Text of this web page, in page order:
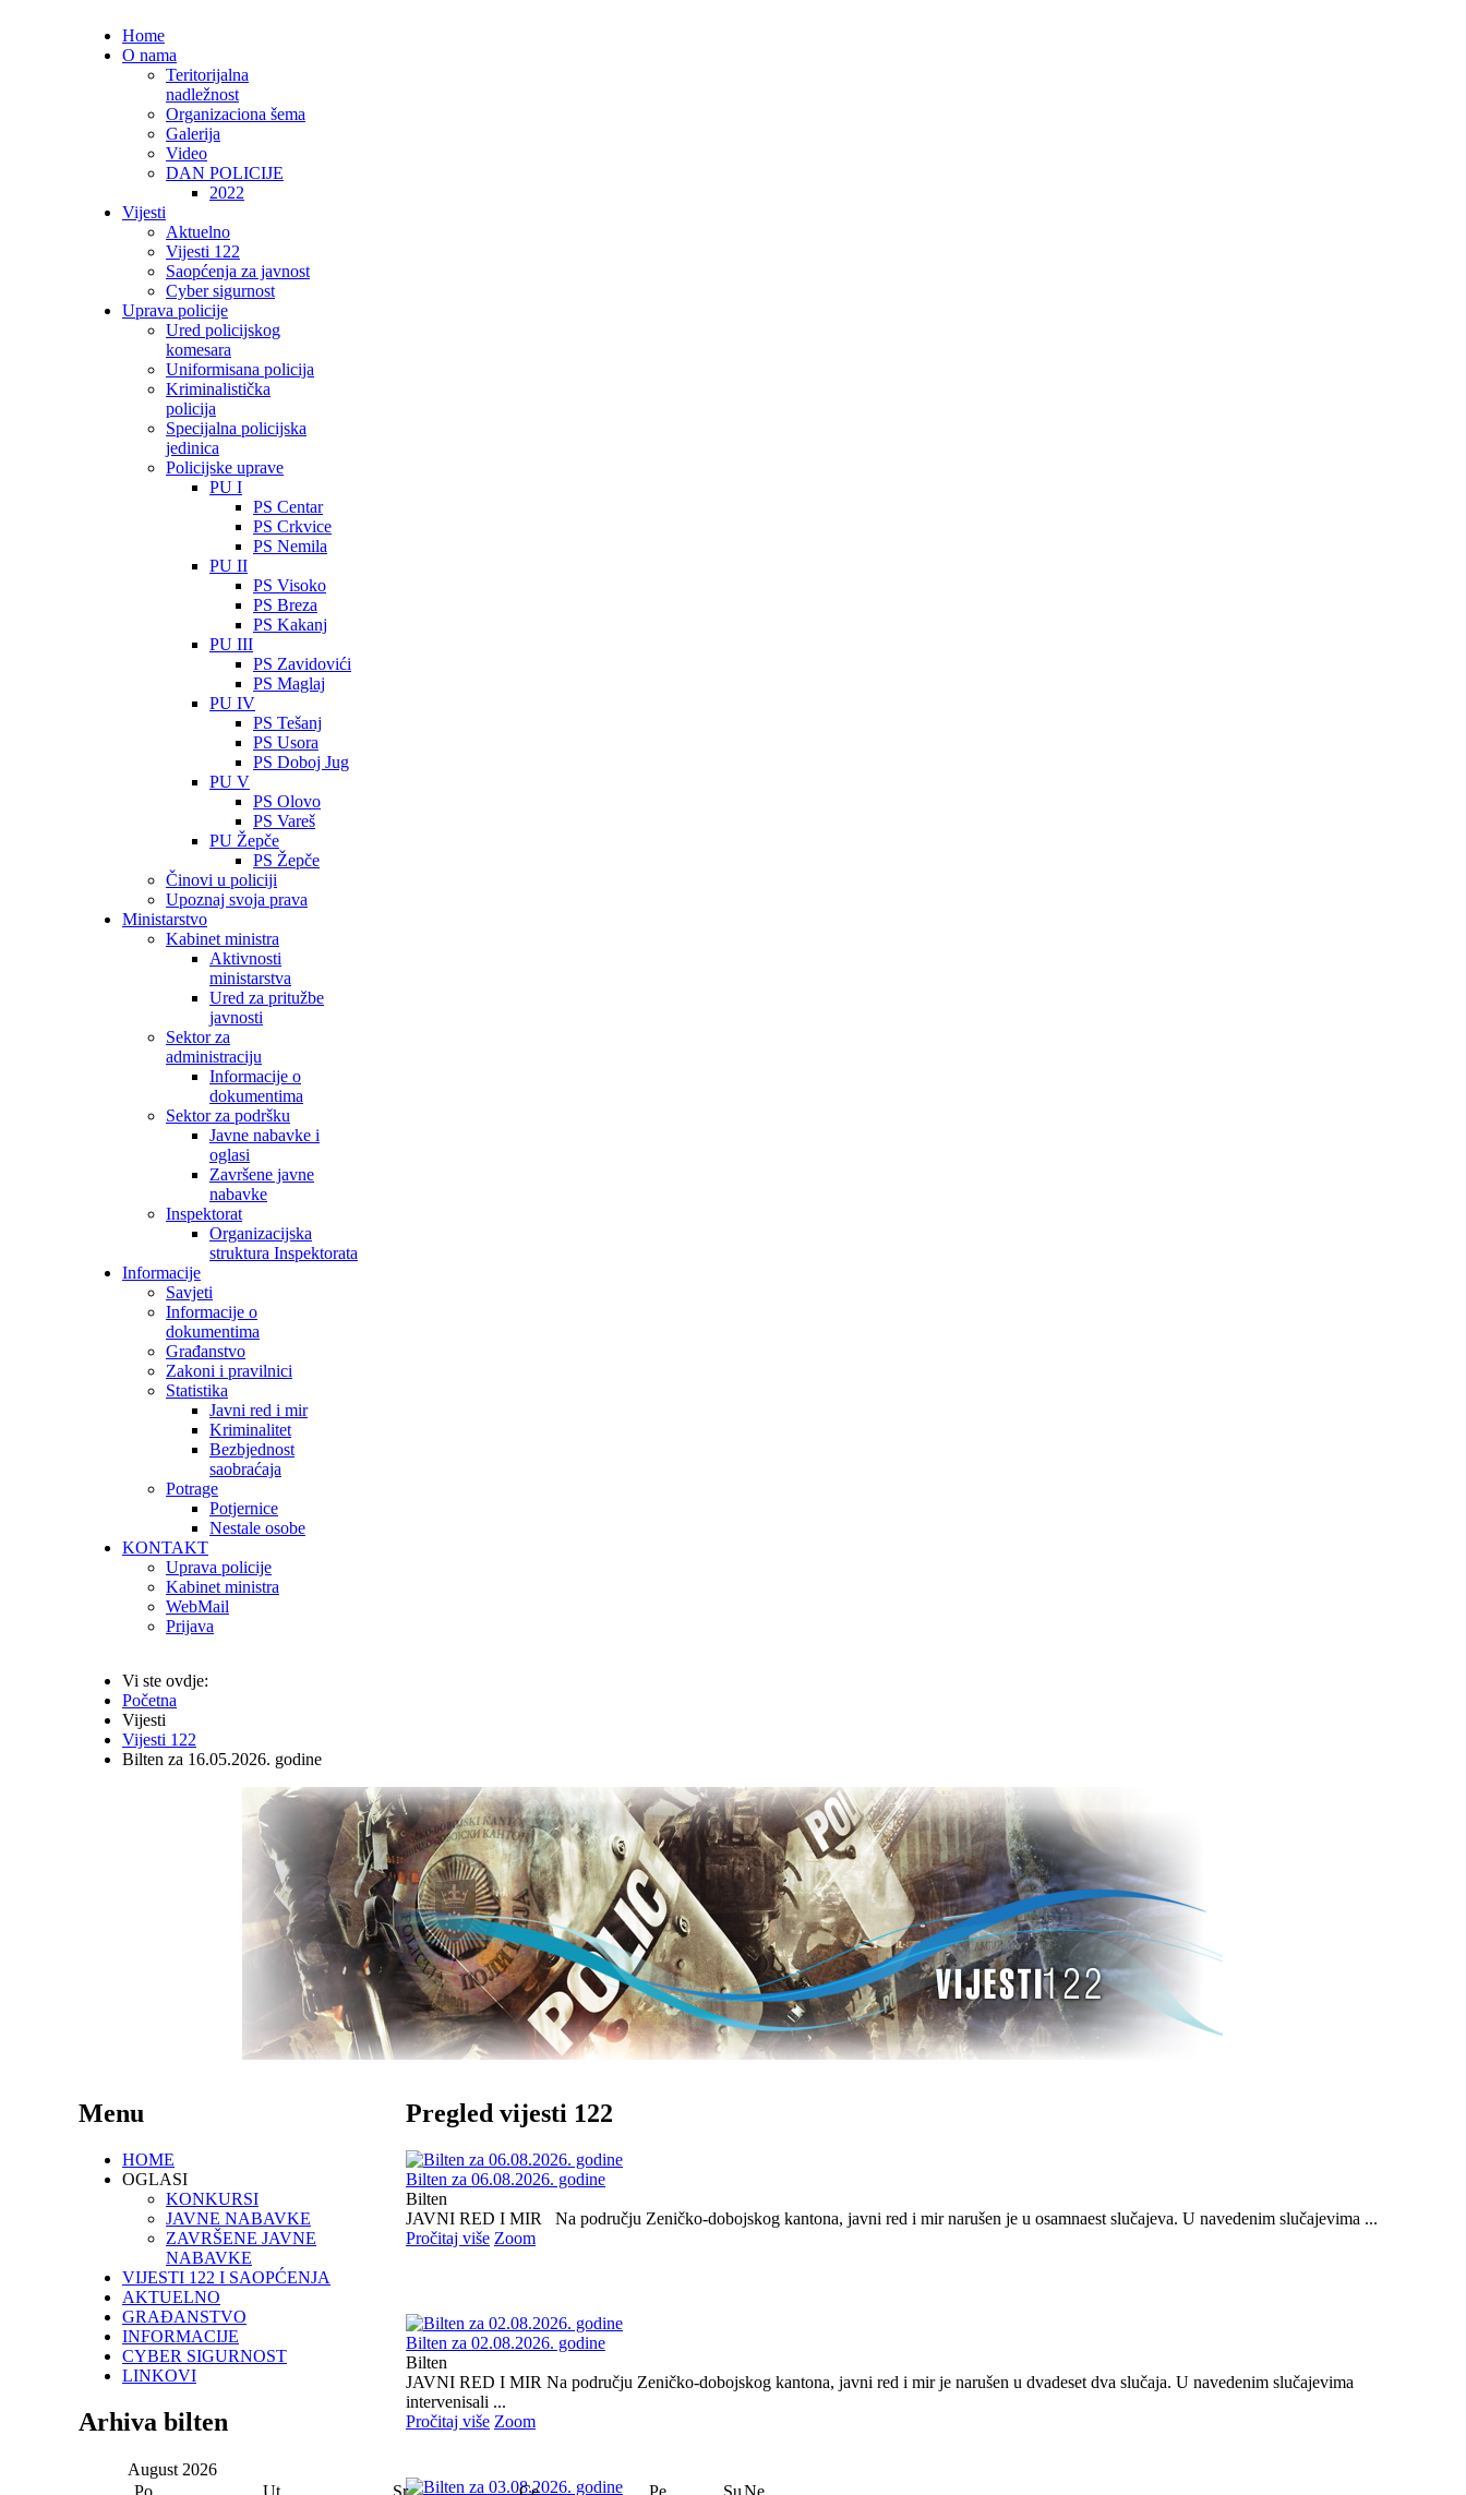
Home
O nama
Teritorijalna
nadležnost
Organizaciona šema
Galerija
Video
DAN POLICIJE
2022
Vijesti
Aktuelno
Vijesti 122
Saopćenja za javnost
Cyber sigurnost
Uprava policije
Ured policijskog
komesara
Uniformisana policija
Kriminalistička
policija
Specijalna policijska
jedinica
Policijske uprave
PU I
PS Centar
PS Crkvice
PS Nemila
PU II
PS Visoko
PS Breza
PS Kakanj
PU III
PS Zavidovići
PS Maglaj
PU IV
PS Tešanj
PS Usora
PS Doboj Jug
PU V
PS Olovo
PS Vareš
PU Žepče
PS Žepče
Činovi u policiji
Upoznaj svoja prava
Ministarstvo
Kabinet ministra
Aktivnosti
ministarstva
Ured za pritužbe
javnosti
Sektor za
administraciju
Informacije o
dokumentima
Sektor za podršku
Javne nabavke i
oglasi
Završene javne
nabavke
Inspektorat
Organizacijska
struktura Inspektorata
Informacije
Savjeti
Informacije o
dokumentima
Građanstvo
Zakoni i pravilnici
Statistika
Javni red i mir
Kriminalitet
Bezbjednost
saobraćaja
Potrage
Potjernice
Nestale osobe
KONTAKT
Uprava policije
Kabinet ministra
WebMail
Prijava
Vi ste ovdje:
Početna
Vijesti
Vijesti 122
Bilten za 16.05.2026. godine
Pregled vijesti 122
Bilten za 06.08.2026. godine
Bilten
JAVNI RED I MIR Na području Zeničko-dobojskog kantona, javni red i mir narušen je u osamnaest slučajeva. U navedenim slučajevima ...
Pročitaj više Zoom
Bilten za 02.08.2026. godine
Bilten
JAVNI RED I MIR Na području Zeničko-dobojskog kantona, javni red i mir je narušen u dvadeset dva slučaja. U navedenim slučajevima
intervenisali ...
Pročitaj više Zoom
Menu
HOME
OGLASI
KONKURSI
JAVNE NABAVKE
ZAVRŠENE JAVNE
NABAVKE
VIJESTI 122 I SAOPĆENJA
AKTUELNO
GRAĐANSTVO
INFORMACIJE
CYBER SIGURNOST
LINKOVI
Arhiva bilten
August 2026
Po
Ut Sr Ce Pe SuNe